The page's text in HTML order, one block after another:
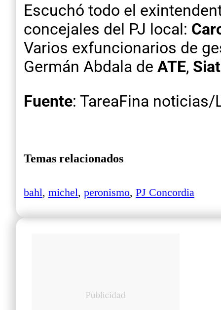
Escuchó todo el
concejales del PJ local:
Varios exfuncionarios de
Germán Abdala de ATE,
Fuente: TareaFina noticias/
Temas relacionados
bahl, michel, peronismo, PJ Concordia